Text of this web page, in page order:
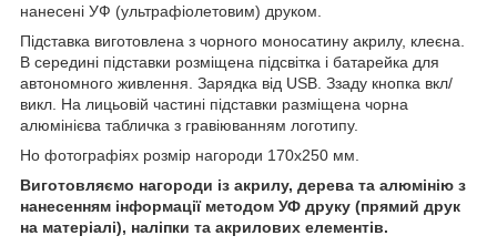
нанесені УФ (ультрафіолетовим) друком.
Підставка виготовлена з чорного моносатину акрилу, клеєна.
В середині підставки розміщена підсвітка і батарейка для
автономного живлення. Зарядка від USB. Ззаду кнопка вкл/
викл. На лицьовій частині підставки разміщена чорна
алюмінієва табличка з гравіюванням логотипу.
Но фотографіях розмір нагороди 170х250 мм.
Виготовляємо нагороди із акрилу, дерева та алюмінію з
нанесенням інформації методом УФ друку (прямий друк
на матеріалі), наліпки та акрилових елементів.